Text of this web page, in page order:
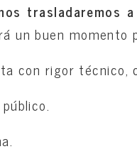
trasladaremos
un buen momento
con rigor